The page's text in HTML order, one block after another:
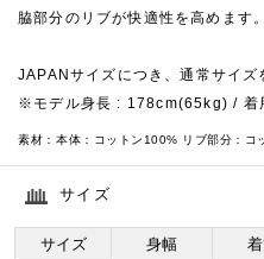
脇部分のリブが快適性を高めます。
JAPANサイズにつき、通常サイズ
※モデル身長 : 178cm(65kg) / 着
素材： 本体：コットン100% リブ部分：コ
サイズ
サイズ 身幅